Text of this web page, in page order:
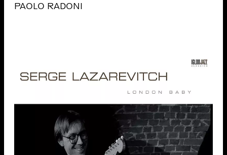
PAOLO RADONI